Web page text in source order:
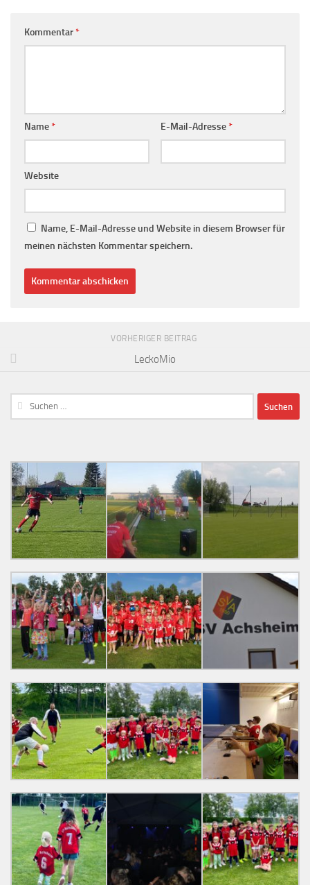
Kommentar*
Name* E-Mail-Adresse*
Website
Name, E-Mail-Adresse und Website in diesem Browser für
meinen nächsten Kommentar speichern.
VORHERIGER BEITRAG
LeckoMio
Suchen
nach: